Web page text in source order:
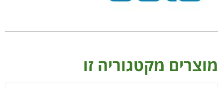
מוצרים מקטגוריה זו